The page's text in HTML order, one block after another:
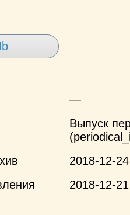
—
Выпуск
2018-12-24
2018-12-